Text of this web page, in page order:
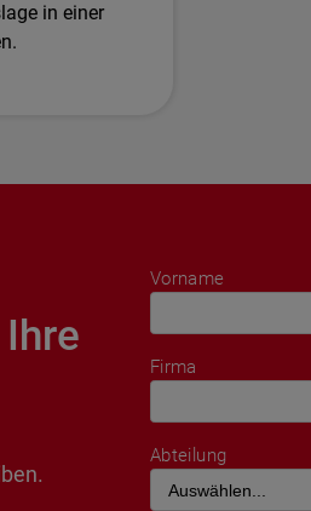
in einer
Vorname
Firma
Abteilung